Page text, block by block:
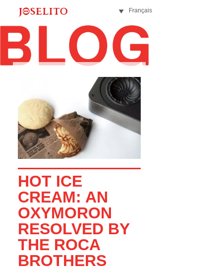
Français
HOT ICE
CREAM: AN
OXYMORON
RESOLVED BY
THE ROCA
BROTHERS